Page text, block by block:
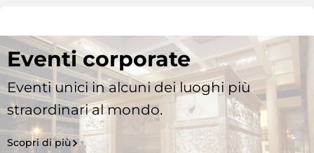
Eventi corporate
Eventi unici in alcuni dei luoghi più
straordinari al mondo.
Scopri di più